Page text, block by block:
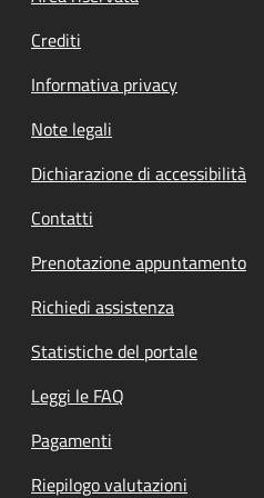
Crediti
Informativa privacy
Note legali
Dichiarazione di accessibilità
Contatti
Prenotazione appuntamento
Richiedi assistenza
Statistiche del portale
Leggi le FAQ
Pagamenti
Riepilogo valutazioni